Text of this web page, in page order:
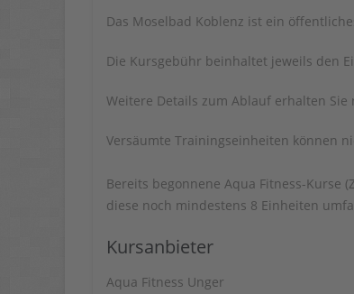
Das Moselbad Koblenz ist ein
Die Kursgebühr beinhaltet jeweils den
Weitere Details zum Ablauf erhalten
Versäumte Trainingseinheiten können
Bereits begonnene Aqua Fitness-Kurse
diese noch mindestens 8 Einheiten
Kursanbieter
Aqua Fitness Unger